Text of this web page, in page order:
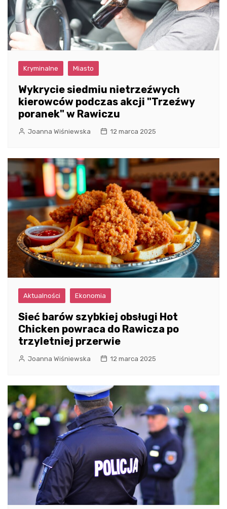
Kryminalne Miasto
Wykrycie siedmiu nietrzeźwych
kierowców podczas akcji "Trzeźwy
poranek" w Rawiczu
Joanna Wiśniewska 12 marca 2025
Aktualności Ekonomia
Sieć barów szybkiej obsługi Hot
Chicken powraca do Rawicza po
trzyletniej przerwie
Joanna Wiśniewska 12 marca 2025